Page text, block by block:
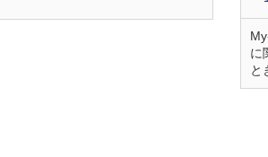
に
と